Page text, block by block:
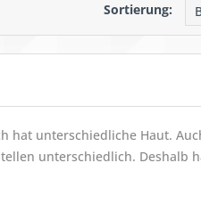
Sortierung:
hat unterschiedliche Haut.
unterschiedlich. Deshalb